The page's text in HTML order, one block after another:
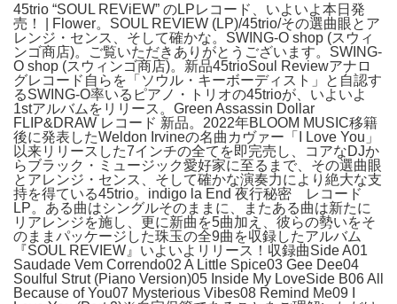
45trio “SOUL REViEW” のLPレコード、いよいよ本日発
売！ | Flower。SOUL REVIEW (LP)/45trio/その選曲眼とア
レンジ・センス、そして確かな。SWING-O shop (スウィ
ンゴ商店)。ご覧いただきありがとうございます。SWING-
O shop (スウィンゴ商店)。新品45trioSoul Reviewアナロ
グレコード自らを「ソウル・キーボーディスト」と自認す
るSWING-O率いるピアノ・トリオの45trioが、いよいよ
1stアルバムをリリース。Green Assassin Dollar
FLIP&DRAW レコード 新品。2022年BLOOM MUSIC移籍
後に発表したWeldon Irvineの名曲カヴァー「I Love You」
以来リリースした7インチの全てを即完売し、コアなDJか
らブラック・ミュージック愛好家に至るまで、その選曲眼
とアレンジ・センス、そして確かな演奏力により絶大な支
持を得ている45trio。indigo la End 夜行秘密 レコード
LP。ある曲はシングルそのままに、またある曲は新たに
リアレンジを施し、更に新曲を5曲加え、彼らの勢いをそ
のままパッケージした珠玉の全9曲を収録したアルバム
『SOUL REVIEW』いよいよリリース！収録曲Side A01
Saudade Vem Correndo02 A Little Spice03 Gee Dee04
Soulful Strut (Piano Version)05 Inside My LoveSide B06 All
Because of You07 Mysterious Vibes08 Remind Me09 I